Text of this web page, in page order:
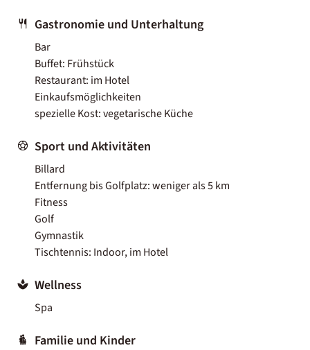
Gastronomie und Unterhaltung
Bar
Buffet: Frühstück
Restaurant: im Hotel
Einkaufsmöglichkeiten
spezielle Kost: vegetarische Küche
Sport und Aktivitäten
Billard
Entfernung bis Golfplatz: weniger als 5 km
Fitness
Golf
Gymnastik
Tischtennis: Indoor, im Hotel
Wellness
Spa
Familie und Kinder